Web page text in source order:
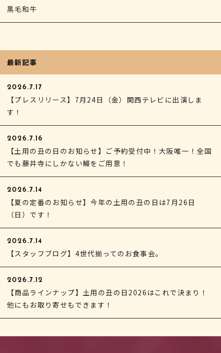
黒毛和牛
最新記事
2026.7.17
【プレスリリース】7月24日（金）関西テレビに出演しま
す！
2026.7.16
【土用の丑の日のお知らせ】ご予約受付中！大阪唯一！全国
でも藤井寺にしかない鰻をご用意！
2026.7.14
【夏の定番のお知らせ】今年の土用の丑の日は7月26日
（日）です！
2026.7.14
【スタッフブログ】4世代揃ってのお食事会。
2026.7.12
【商品ラインナップ】土用の丑の日2026はこれで決まり！
他にもお取り寄せもできます！